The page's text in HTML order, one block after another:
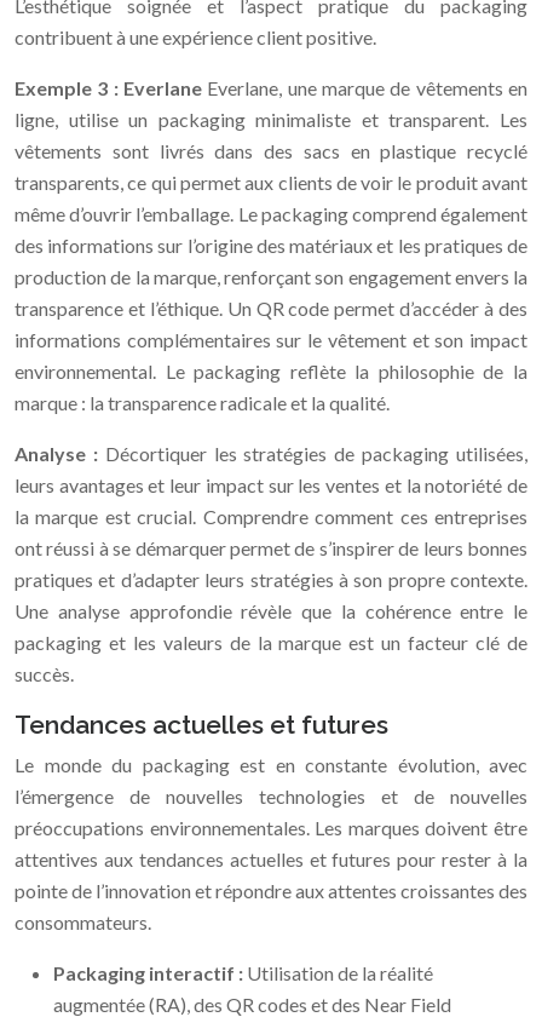
L’esthétique soignée et l’aspect pratique du packaging
contribuent à une expérience client positive.
Exemple 3 : Everlane Everlane, une marque de vêtements en
ligne, utilise un packaging minimaliste et transparent. Les
vêtements sont livrés dans des sacs en plastique recyclé
transparents, ce qui permet aux clients de voir le produit avant
même d’ouvrir l’emballage. Le packaging comprend également
des informations sur l’origine des matériaux et les pratiques de
production de la marque, renforçant son engagement envers la
transparence et l’éthique. Un QR code permet d’accéder à des
informations complémentaires sur le vêtement et son impact
environnemental. Le packaging reflète la philosophie de la
marque : la transparence radicale et la qualité.
Analyse : Décortiquer les stratégies de packaging utilisées,
leurs avantages et leur impact sur les ventes et la notoriété de
la marque est crucial. Comprendre comment ces entreprises
ont réussi à se démarquer permet de s’inspirer de leurs bonnes
pratiques et d’adapter leurs stratégies à son propre contexte.
Une analyse approfondie révèle que la cohérence entre le
packaging et les valeurs de la marque est un facteur clé de
succès.
Tendances actuelles et futures
Le monde du packaging est en constante évolution, avec
l’émergence de nouvelles technologies et de nouvelles
préoccupations environnementales. Les marques doivent être
attentives aux tendances actuelles et futures pour rester à la
pointe de l’innovation et répondre aux attentes croissantes des
consommateurs.
Packaging interactif : Utilisation de la réalité
augmentée (RA), des QR codes et des Near Field